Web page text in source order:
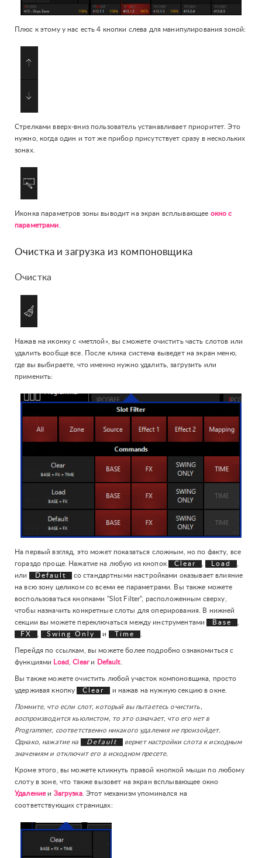
Плюс к этому у нас есть 4 кнопки слева для манипулирования зоной:
Стрелками вверх-вниз пользователь устанавливает приоритет. Это
нужно, когда один и тот же прибор присутствует сразу в нескольких
зонах.
Иконка параметров зоны выводит на экран всплывающее окно с
параметрами
Очистка и загрузка из компоновщика
Очистка
Нажав на иконку с «метлой», вы сможете очистить часть слотов или
удалить вообще все. После клика система выведет на экран меню,
где вы выбираете, что именно нужно удалить, загрузить или
применить:
На первый взгляд, это может показаться сложным, но по факту, все
гораздо проще. Нажатие на любую из кнопок
Clear Load
или
Default
со стандартными настройками оказывает влияние
на всю зону целиком со всеми ее параметрами. Вы также можете
воспользоваться кнопками "Slot Filter", расположенным сверху,
чтобы назначить конкретные слоты для оперирования. В нижней
секции вы можете переключаться между инструментами
Base
FX
Swing Only и Time
Перейдя по ссылкам, вы можете более подробно ознакомиться с
функциями Load ,Clearи Default.
Вы также можете очистить любой участок компоновщика, просто
удерживая кнопку
Clear и нажав на нужную секцию в окне.
Помните, что если слот, который вы пытаетесь очистить,
воспроизводится кьюлистом, то это означает, что его нет в
Programmer, соответственно никакого удаления не произойдет.
Однако, нажатие на
Default
вернет настройки слота к исходным
значениям и отключит его в исходном пресете.
Кроме этого, вы можете кликнуть правой кнопкой мыши по любому
слоту в зоне, что также вызовет на экран всплывающее окно
Удалениеи Загрузка. Этот механизм упоминался на
соответствующих страницах: